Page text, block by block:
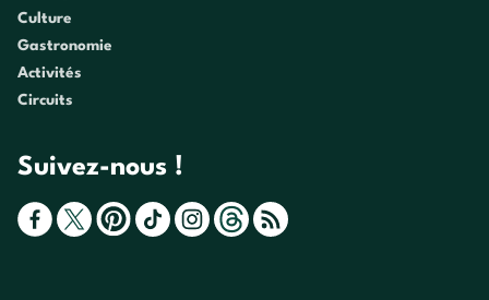
Culture
Gastronomie
Activités
Circuits
Suivez-nous !